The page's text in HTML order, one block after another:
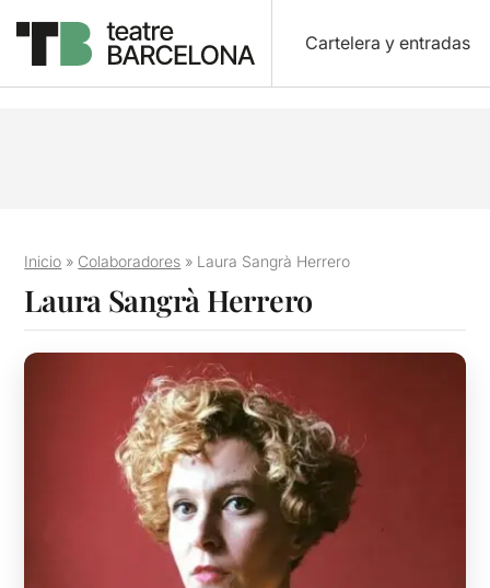
Cartelera y entradas
Inicio » Colaboradores » Laura Sangrà Herrero
Laura Sangrà Herrero